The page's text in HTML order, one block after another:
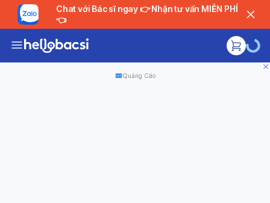
Chat với Bác sĩ ngay 👉 Nhận tư vấn MIỄN PHÍ
👈
Quảng Cáo